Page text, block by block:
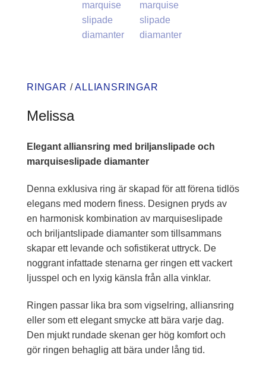
RINGAR / ALLIANSRINGAR
Melissa
Elegant alliansring med briljanslipade och
marquiseslipade diamanter
Denna exklusiva ring är skapad för att förena tidlös
elegans med modern finess. Designen pryds av
en harmonisk kombination av marquiseslipade
och briljantslipade diamanter som tillsammans
skapar ett levande och sofistikerat uttryck. De
noggrant infattade stenarna ger ringen ett vackert
ljusspel och en lyxig känsla från alla vinklar.
Ringen passar lika bra som vigselring, alliansring
eller som ett elegant smycke att bära varje dag.
Den mjukt rundade skenan ger hög komfort och
gör ringen behaglig att bära under lång tid.